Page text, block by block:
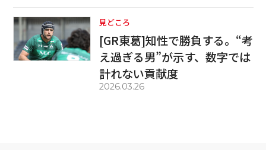
見どころ
[GR東葛]知性で勝負する。“考
え過ぎる男”が示す、数字では
計れない貢献度
2026.03.26